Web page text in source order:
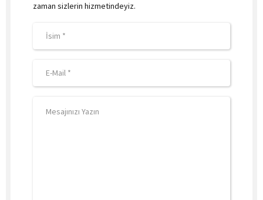
zaman sizlerin hizmetindeyiz.